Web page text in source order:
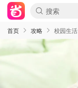
首页 攻略 校园生活